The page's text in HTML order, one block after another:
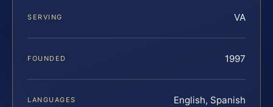
SERVING VA
FOUNDED 1997
LANGUAGES English, Spanish